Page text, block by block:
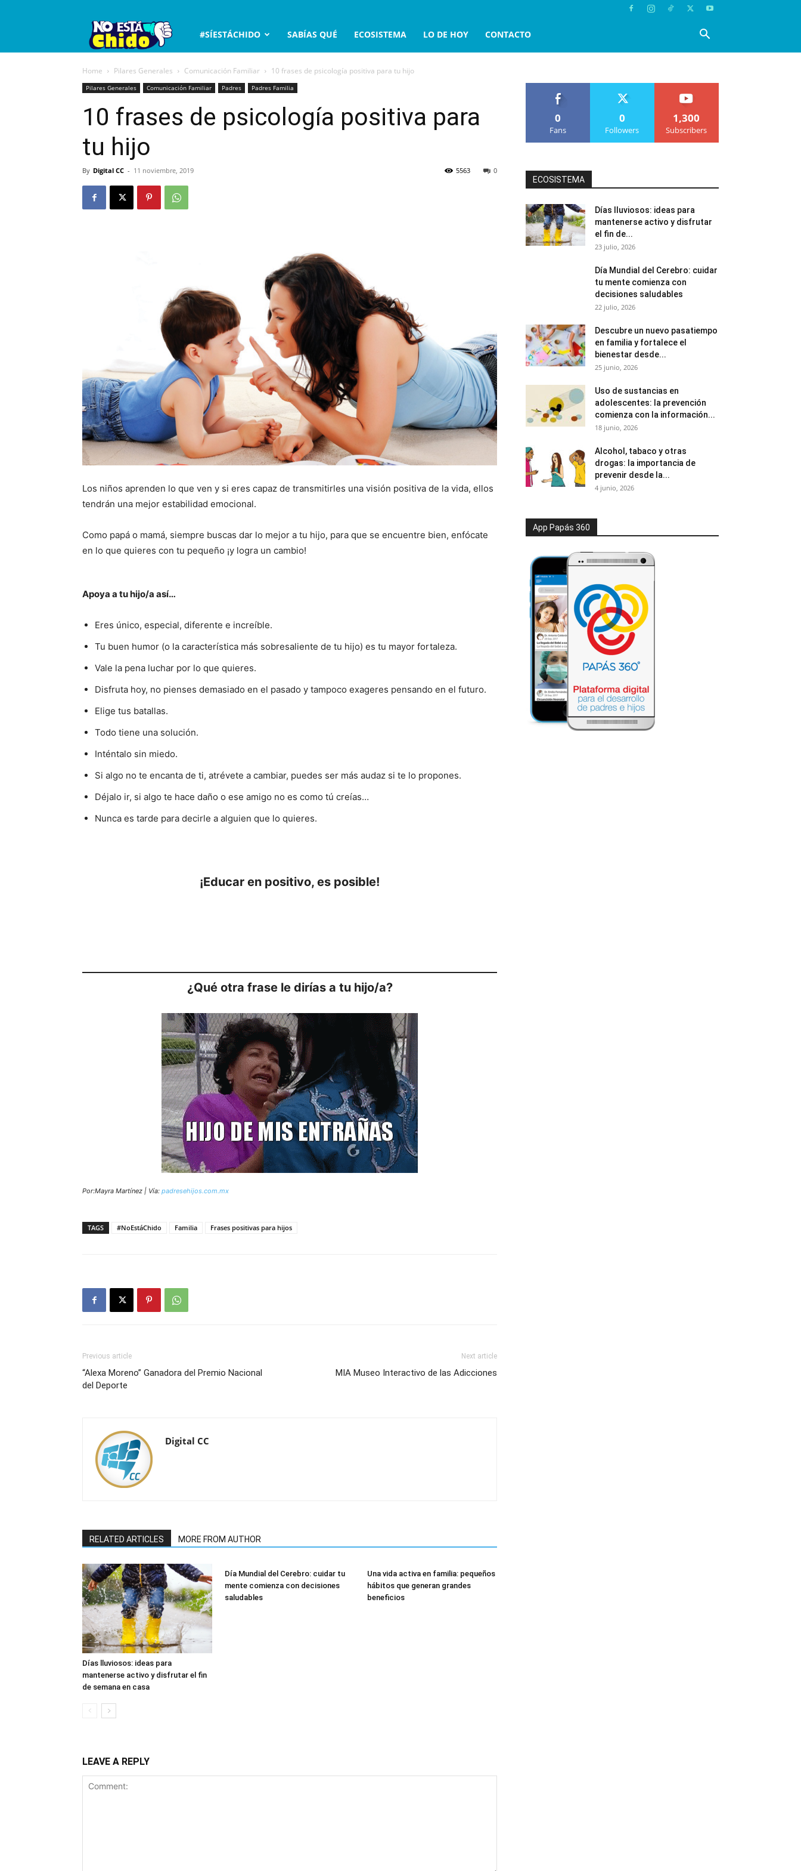
No
está
chido
#SÍESTÁCHIDO SABÍAS QUÉ ECOSISTEMA LO DE HOY CONTACTO
Home Pilares Generales Comunicación Familiar 10 frases de psicología positiva para tu hijo
Pilares Generales Comunicación Familiar Padres Padres Familia
10 frases de psicología positiva para
tu hijo
By Digital CC - 11 noviembre, 2019 0
5563
Los niños aprenden lo que ven y si eres capaz de transmitirles una visión positiva de la vida, ellos
tendrán una mejor estabilidad emocional.
Como papá o mamá, siempre buscas dar lo mejor a tu hijo, para que se encuentre bien, enfócate
en lo que quieres con tu pequeño ¡y logra un cambio!
Apoya a tu hijo/a así…
Eres único, especial, diferente e increíble.
Tu buen humor (o la característica más sobresaliente de tu hijo) es tu mayor fortaleza.
Vale la pena luchar por lo que quieres.
Disfruta hoy, no pienses demasiado en el pasado y tampoco exageres pensando en el futuro.
Elige tus batallas.
Todo tiene una solución.
Inténtalo sin miedo.
Si algo no te encanta de ti, atrévete a cambiar, puedes ser más audaz si te lo propones.
Déjalo ir, si algo te hace daño o ese amigo no es como tú creías…
Nunca es tarde para decirle a alguien que lo quieres.
¡Educar en positivo, es posible!
¿Qué otra frase le dirías a tu hijo/a?
Por:Mayra Martínez | Vía: padresehijos.com.mx
TAGS #NoEstáChido Familia Frases positivas para hijos
Previous article
“Alexa Moreno” Ganadora del Premio Nacional
del Deporte
Next article
MIA Museo Interactivo de las Adicciones
Digital CC
RELATED ARTICLES MORE FROM AUTHOR
Días lluviosos: ideas para
mantenerse activo y disfrutar el fin
de semana en casa
Día Mundial del Cerebro: cuidar tu
mente comienza con decisiones
saludables
Una vida activa en familia: pequeños
hábitos que generan grandes
beneficios
LEAVE A REPLY
0
Fans
0
Followers
1,300
Subscribers
ECOSISTEMA
Días lluviosos: ideas para
mantenerse activo y disfrutar
el fin de...
23 julio, 2026
Día Mundial del Cerebro: cuidar
tu mente comienza con
decisiones saludables
22 julio, 2026
Descubre un nuevo pasatiempo
en familia y fortalece el
bienestar desde...
25 junio, 2026
Uso de sustancias en
adolescentes: la prevención
comienza con la información...
18 junio, 2026
Alcohol, tabaco y otras
drogas: la importancia de
prevenir desde la...
4 junio, 2026
App Papás 360